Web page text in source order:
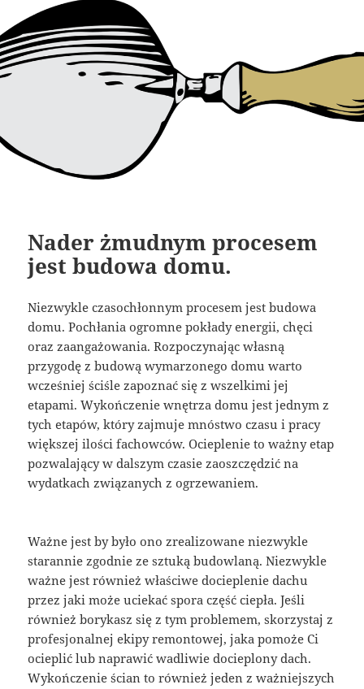
Nader żmudnym procesem
jest budowa domu.
Niezwykle czasochłonnym procesem jest budowa
domu. Pochłania ogromne pokłady energii, chęci
oraz zaangażowania. Rozpoczynając własną
przygodę z budową wymarzonego domu warto
wcześniej ściśle zapoznać się z wszelkimi jej
etapami. Wykończenie wnętrza domu jest jednym z
tych etapów, który zajmuje mnóstwo czasu i pracy
większej ilości fachowców. Ocieplenie to ważny etap
pozwalający w dalszym czasie zaoszczędzić na
wydatkach związanych z ogrzewaniem.
Ważne jest by było ono zrealizowane niezwykle
starannie zgodnie ze sztuką budowlaną. Niezwykle
ważne jest również właściwe docieplenie dachu
przez jaki może uciekać spora część ciepła. Jeśli
również borykasz się z tym problemem, skorzystaj z
profesjonalnej ekipy remontowej, jaka pomoże Ci
ocieplić lub naprawić wadliwie docieplony dach.
Wykończenie ścian to również jeden z ważniejszych